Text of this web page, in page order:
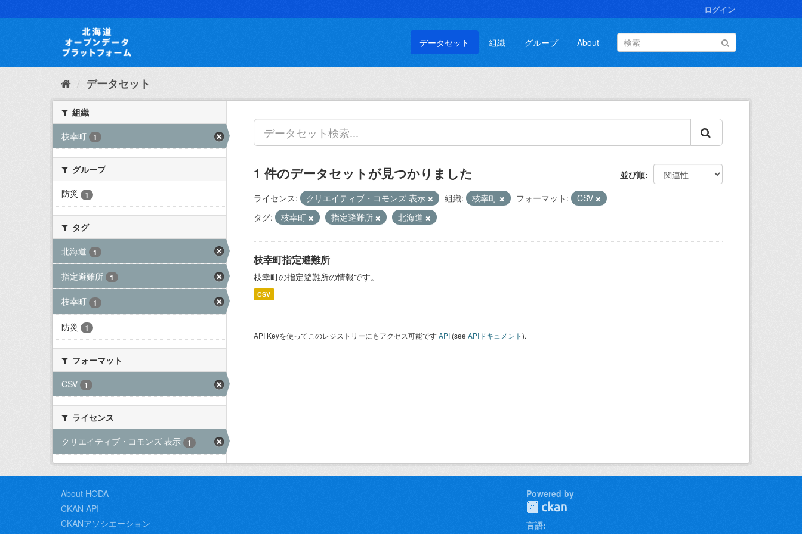
キ
て
ログイン
データセット 組織 グループ About
データセット
組織
枝幸町
1
グループ
防災
1
タグ
北海道
1
指定避難所 1
枝幸町 1
防災 1
フォーマット
CSV
1
ライセンス
クリエイティブ・コモンズ 表示
1
並び順
1 件のデータセットが見つかりました
ライセンス: クリエイティブ・コモンズ 表示 組織: 枝幸町 フォーマット:
CSV
タグ:
枝幸町 指定避難所 北海道
枝幸町指定避難所
枝幸町の指定避難所の情報です。
CSV
API Keyを使ってこのレジストリーにもアクセス可能ですAPI (see APIドキュメント).
About HODA
CKAN API
CKANアソシエーション
Powered by
言語